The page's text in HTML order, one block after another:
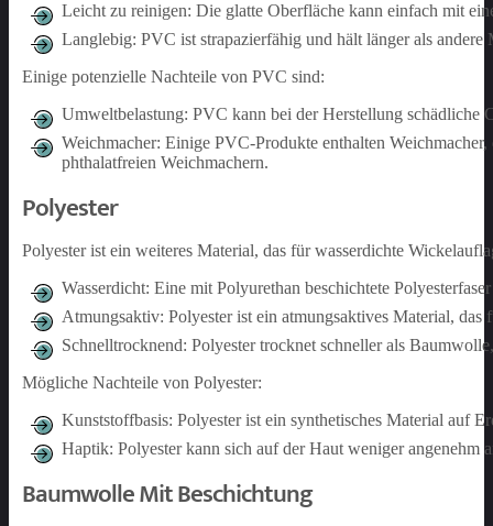
Leicht zu reinigen: Die glatte Oberfläche kann einfach mit
Langlebig: PVC ist strapazierfähig und hält länger als andere
Einige potenzielle Nachteile von PVC sind:
Umweltbelastung: PVC kann bei der Herstellung schädliche
Weichmacher: Einige PVC-Produkte enthalten
phthalatfreien Weichmachern.
Polyester
Polyester ist ein weiteres Material, das für wasserdichte
Wasserdicht: Eine mit Polyurethan beschichtete
Atmungsaktiv: Polyester ist ein atmungsaktives Material, das
Schnelltrocknend: Polyester trocknet schneller als
Mögliche Nachteile von Polyester:
Kunststoffbasis: Polyester ist ein synthetisches Material auf
Haptik: Polyester kann sich auf der Haut weniger angenehm
Baumwolle Mit Beschichtung